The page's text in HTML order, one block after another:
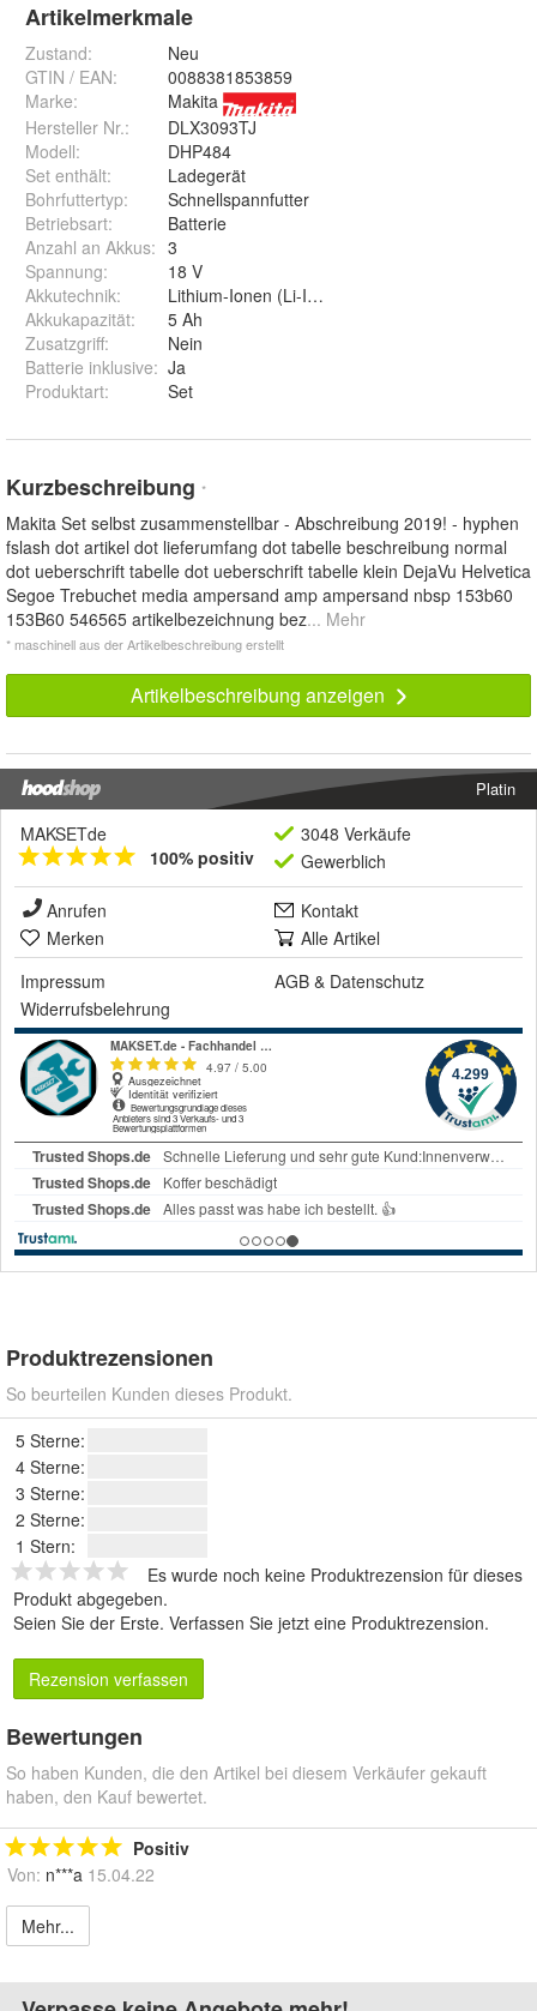
Artikelmerkmale
Zustand:
Neu
GTIN / EAN:
0088381853859
Marke:
Makita
Hersteller Nr.:
DLX3093TJ
Modell:
DHP484
Set enthält:
Ladegerät
Bohrfuttertyp:
Schnellspannfutter
Betriebsart:
Batterie
Anzahl an Akkus: 3
Spannung:
18 V
Akkutechnik:
Lithium-Ionen (Li-Ion)
Akkukapazität:
5 Ah
Zusatzgriff:
Nein
Batterie inklusive: Ja
Produktart: Set
Kurzbeschreibung *
Makita Set selbst zusammenstellbar - Abschreibung 2019! - hyphen
fslash dot artikel dot lieferumfang dot tabelle beschreibung normal
dot ueberschrift tabelle dot ueberschrift tabelle klein DejaVu Helvetica
Segoe Trebuchet media ampersand amp ampersand nbsp 153b60
153B60 546565 artikelbezeichnung bez... Mehr
* maschinell aus der Artikelbeschreibung erstellt
Artikelbeschreibung anzeigen
Platin
MAKSETde
100% positiv
3048 Verkäufe
Gewerblich
Anrufen
Kontakt
Merken
Alle Artikel
Impressum
AGB & Datenschutz
Widerrufsbelehrung
Produktrezensionen
So beurteilen Kunden dieses Produkt.
5 Sterne:
4 Sterne:
3 Sterne:
2 Sterne:
1 Stern:
Es wurde noch keine Produktrezension für dieses
Produkt abgegeben.
Seien Sie der Erste. Verfassen Sie jetzt eine Produktrezension.
Rezension verfassen
Bewertungen
So haben Kunden, die den Artikel bei diesem Verkäufer gekauft
haben, den Kauf bewertet.
Positiv
Von: n***a 15.04.22
Mehr...